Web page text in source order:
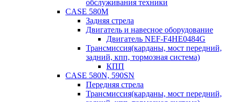
обслуживания техники
CASE 580M
Задняя стрела
Двигатель и навесное оборудование
Двигатель NEF-F4HE0484G
Трансмиссия(карданы, мост передний,
задний, кпп, тормозная система)
КПП
CASE 580N, 590SN
Передняя стрела
Трансмиссия(карданы, мост передний,